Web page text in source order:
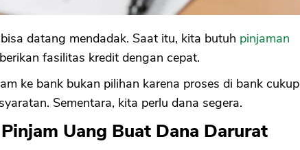
datang mendadak. Saat itu, kita butuh pinjaman
fasilitas kredit dengan cepat.
ke bank bukan pilihan karena proses di bank cukup
Sementara, kita perlu dana segera.
Uang Buat Dana Darurat